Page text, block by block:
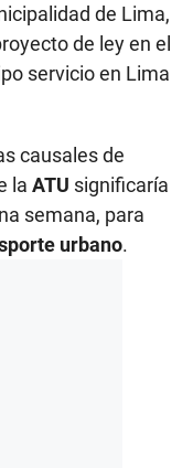
de Lima,
de ley en el
servicio en Lima
causales de
la ATU significaría
semana, para
urbano.